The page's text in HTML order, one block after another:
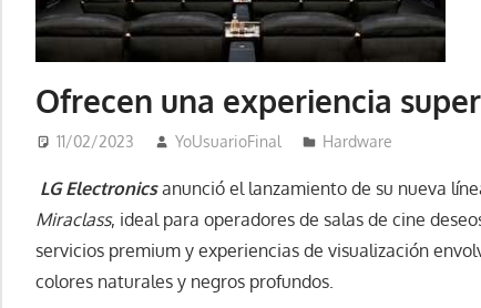
Ofrecen una experiencia
11/02/2023 YoUsuarioFinal Hardware
LG Electronicsanunció el lanzamiento de su nueva
Miraclass, ideal para operadores de salas de cine
servicios premium y experiencias de visualización
colores naturales y negros profundos.